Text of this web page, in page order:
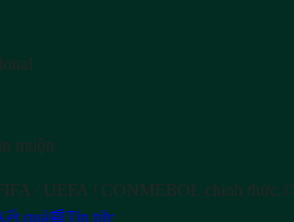
muộn
/ UEFA / CONMEBOL chính thức. ©
quả📰Tin tức